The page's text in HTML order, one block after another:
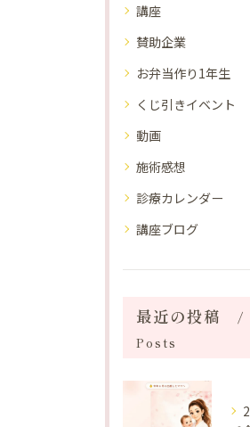
講座
賛助企業
お弁当作り1年生
くじ引きイベント
動画
施術感想
診療カレンダー
講座ブログ
最近の投稿
Posts